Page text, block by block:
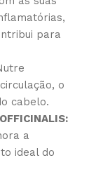
para
o
cabelo.
a
ideal do